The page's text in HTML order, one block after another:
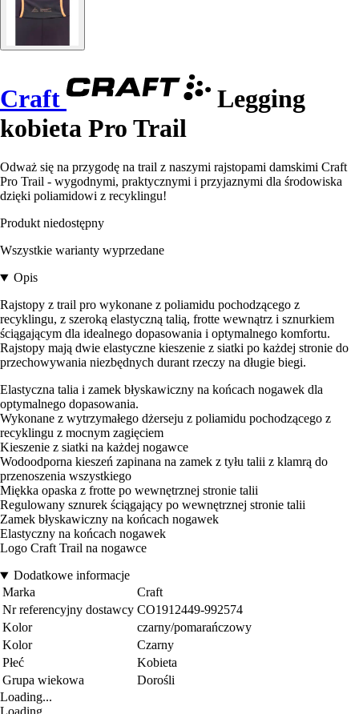
Craft
Legging
kobieta Pro Trail
Odważ się na przygodę na trail z naszymi rajstopami damskimi Craft
Pro Trail - wygodnymi, praktycznymi i przyjaznymi dla środowiska
dzięki poliamidowi z recyklingu!
Produkt niedostępny
Wszystkie warianty wyprzedane
Opis
Rajstopy z trail pro wykonane z poliamidu pochodzącego z
recyklingu, z szeroką elastyczną talią, frotte wewnątrz i sznurkiem
ściągającym dla idealnego dopasowania i optymalnego komfortu.
Rajstopy mają dwie elastyczne kieszenie z siatki po każdej stronie do
przechowywania niezbędnych durant rzeczy na długie biegi.
Elastyczna talia i zamek błyskawiczny na końcach nogawek dla
optymalnego dopasowania.
Wykonane z wytrzymałego dżerseju z poliamidu pochodzącego z
recyklingu z mocnym zagięciem
Kieszenie z siatki na każdej nogawce
Wodoodporna kieszeń zapinana na zamek z tyłu talii z klamrą do
przenoszenia wszystkiego
Miękka opaska z frotte po wewnętrznej stronie talii
Regulowany sznurek ściągający po wewnętrznej stronie talii
Zamek błyskawiczny na końcach nogawek
Elastyczny na końcach nogawek
Logo Craft Trail na nogawce
Dodatkowe informacje
Marka
Craft
Nr referencyjny dostawcy CO1912449-992574
Kolor
czarny/pomarańczowy
Kolor
Czarny
Płeć
Kobieta
Grupa wiekowa
Dorośli
Loading...